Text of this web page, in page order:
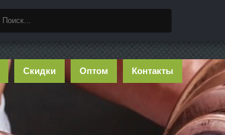
Скидки Оптом Контакты